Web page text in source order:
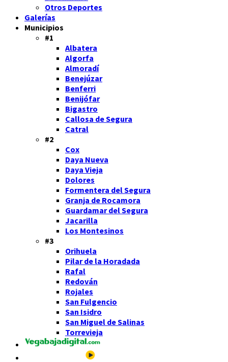
Otros Deportes
Galerías
Municipios
#1
Albatera
Algorfa
Almoradí
Benejúzar
Benferri
Benijófar
Bigastro
Callosa de Segura
Catral
#2
Cox
Daya Nueva
Daya Vieja
Dolores
Formentera del Segura
Granja de Rocamora
Guardamar del Segura
Jacarilla
Los Montesinos
#3
Orihuela
Pilar de la Horadada
Rafal
Redován
Rojales
San Fulgencio
San Isidro
San Miguel de Salinas
Torrevieja